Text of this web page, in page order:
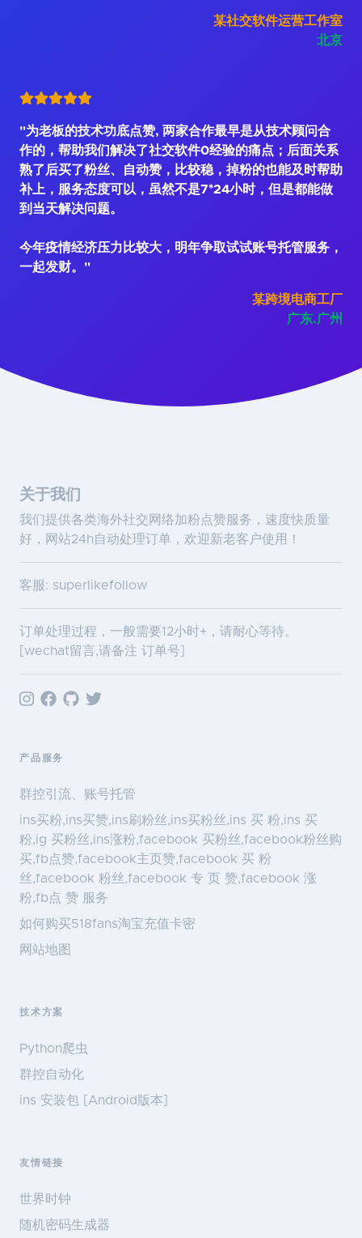
某社交软件运营工作室
北京
"为老板的技术功底点赞, 两家合作最早是从技术顾问合
作的，帮助我们解决了社交软件0经验的痛点；后面关系
熟了后买了粉丝、自动赞，比较稳，掉粉的也能及时帮助
补上，服务态度可以，虽然不是7*24小时，但是都能做
到当天解决问题。
今年疫情经济压力比较大，明年争取试试账号托管服务，
一起发财。"
某跨境电商工厂
广东.广州
关于我们
我们提供各类海外社交网络加粉点赞服务，速度快质量
好，网站24h自动处理订单，欢迎新老客户使用！
客服: superlikefollow
订单处理过程，一般需要12小时+，请耐心等待。
[wechat留言,请备注 订单号]
产品服务
群控引流、账号托管
ins买粉,ins买赞,ins刷粉丝,ins买粉丝,ins 买 粉,ins 买
粉,ig 买粉丝,ins涨粉,facebook 买粉丝,facebook粉丝购
买,fb点赞,facebook主页赞,facebook 买 粉
丝,facebook 粉丝,facebook 专 页 赞,facebook 涨
粉,fb点 赞 服务
如何购买518fans淘宝充值卡密
网站地图
技术方案
Python爬虫
群控自动化
ins 安装包 [Android版本]
友情链接
世界时钟
随机密码生成器